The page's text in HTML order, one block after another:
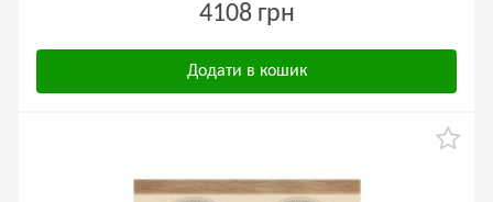
4108 грн
Додати в кошик